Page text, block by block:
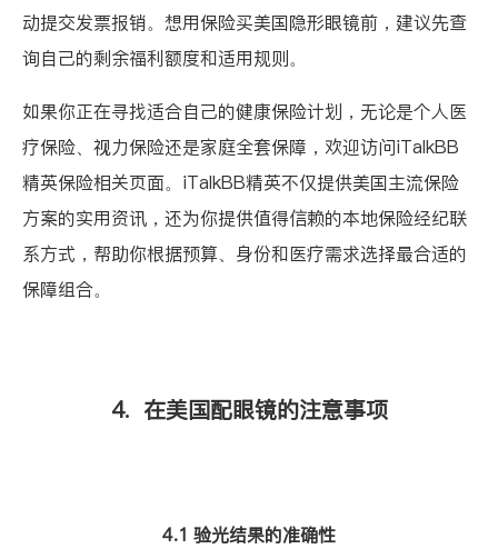
动提交发票报销。想用保险买美国隐形眼镜前，建议先查
询自己的剩余福利额度和适用规则。
如果你正在寻找适合自己的健康保险计划，无论是个人医
疗保险、视力保险还是家庭全套保障，欢迎访问iTalkBB
精英保险相关页面。iTalkBB精英不仅提供美国主流保险
方案的实用资讯，还为你提供值得信赖的本地保险经纪联
系方式，帮助你根据预算、身份和医疗需求选择最合适的
保障组合。
4. 在美国配眼镜的注意事项
4.1 验光结果的准确性